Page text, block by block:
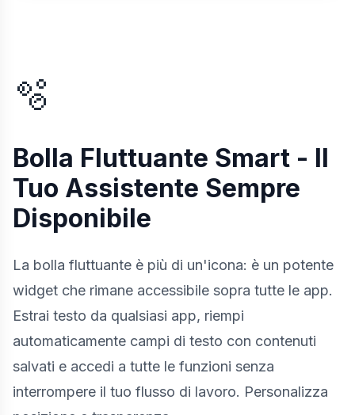
🫧
Bolla Fluttuante Smart - Il
Tuo Assistente Sempre
Disponibile
La bolla fluttuante è più di un'icona: è un potente
widget che rimane accessibile sopra tutte le app.
Estrai testo da qualsiasi app, riempi
automaticamente campi di testo con contenuti
salvati e accedi a tutte le funzioni senza
interrompere il tuo flusso di lavoro. Personalizza